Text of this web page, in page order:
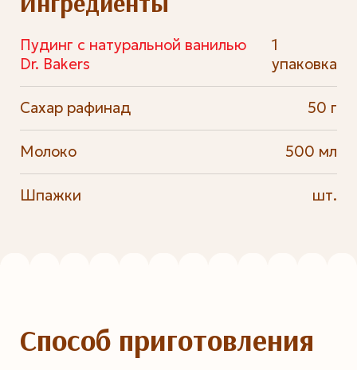
Пудинг с натуральной ванилью
Dr. Bakers
1
упаковка
Сахар рафинад 50 г
Молоко 500 мл
Шпажки шт.
Способ приготовления